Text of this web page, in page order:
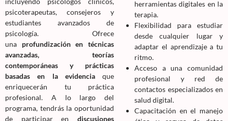
psicoterapeutas, consejeros y
estudiantes avanzados de
psicología. Ofrece
una profundización en técnicas
avanzadas, teorías
contemporáneas y prácticas
basadas en la evidenciaque
enriquecerán tu práctica
profesional. A lo largo del
programa, tendrás la oportunidad
de participar en discusiones
herramientas digitales en la
terapia.
Flexibilidad para estudiar
desde cualquier lugar y
adaptar el aprendizaje a tu
ritmo.
Acceso a una comunidad
profesional y red de
contactos especializados en
salud digital.
Capacitación en el manejo